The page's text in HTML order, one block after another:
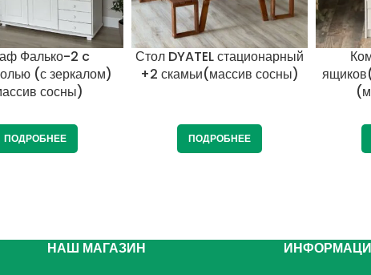
Фалько-2 c
(с зеркалом)
сосны)
ПОДРОБНЕЕ
Стол DYATEL стационарный
+2 скамьи(массив сосны)
ПОДРОБНЕЕ
НАШ МАГАЗИН